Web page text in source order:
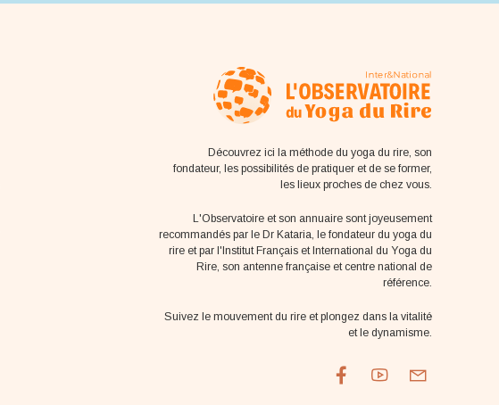
Découvrez ici la méthode du yoga du rire, son
fondateur, les possibilités de pratiquer et de se former,
les lieux proches de chez vous.
L'Observatoire et son annuaire sont joyeusement
recommandés par le Dr Kataria, le fondateur du yoga du
rire et par l'Institut Français et International du Yoga du
Rire, son antenne française et centre national de
référence.
Suivez le mouvement du rire et plongez dans la vitalité
et le dynamisme.